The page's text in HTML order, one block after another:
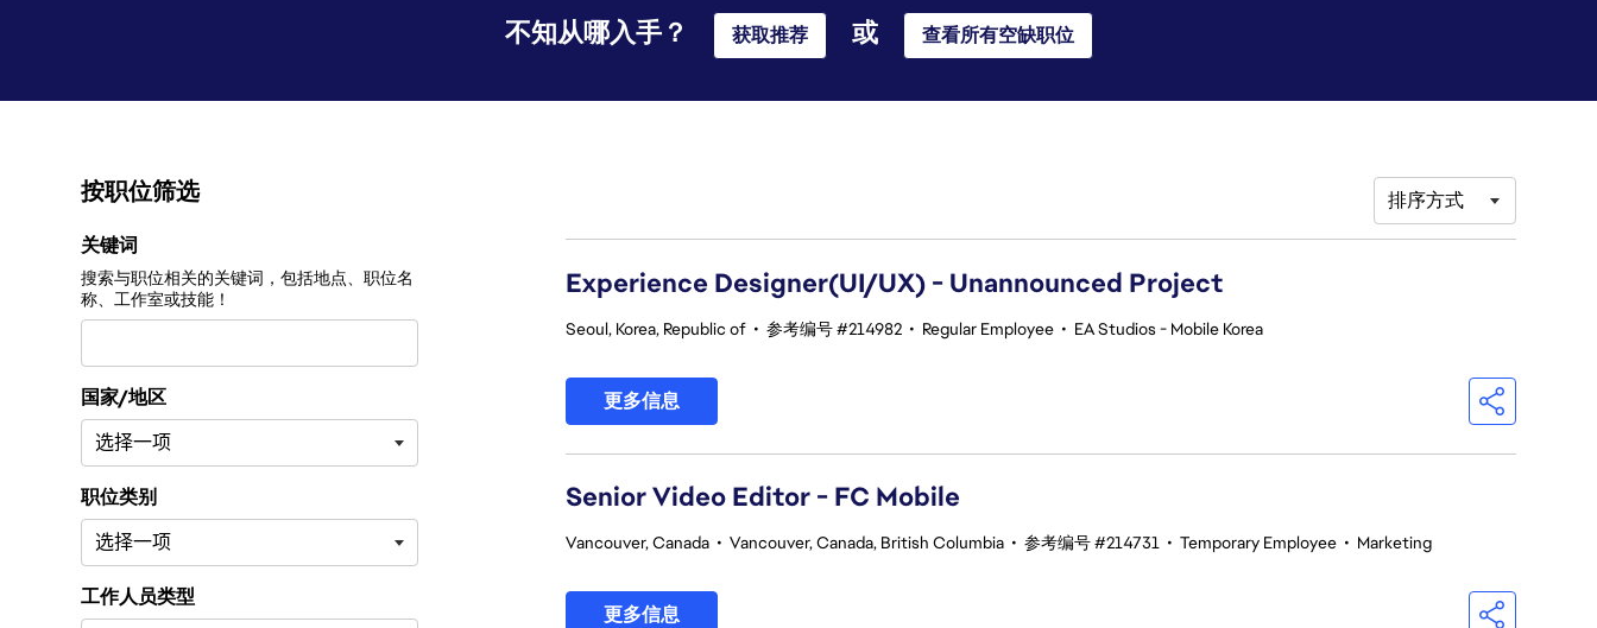
不知从哪入手？ 获取推荐 或 查看所有空缺职位
按职位筛选
按职位筛选
关键词
搜索与职位相关的关键词，包括地点、职位名
称、工作室或技能！
国家/地区
职位类别
工作人员类型
排序方式
Experience Designer(UI/UX) - Unannounced Project
Seoul, Korea, Republic of • 参考编号 #214982 • Regular Employee • EA Studios - Mobile Korea
更多信息
Senior Video Editor - FC Mobile
Vancouver, Canada • Vancouver, Canada, British Columbia • 参考编号 #214731 • Temporary Employee • Marketing
更多信息